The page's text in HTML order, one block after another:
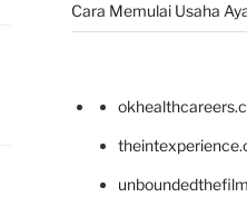
Cara Memulai Usaha